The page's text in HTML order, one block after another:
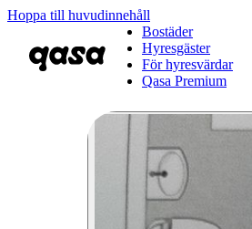
Hoppa till huvudinnehåll
Bostäder
Hyresgäster
För hyresvärdar
Qasa Premium